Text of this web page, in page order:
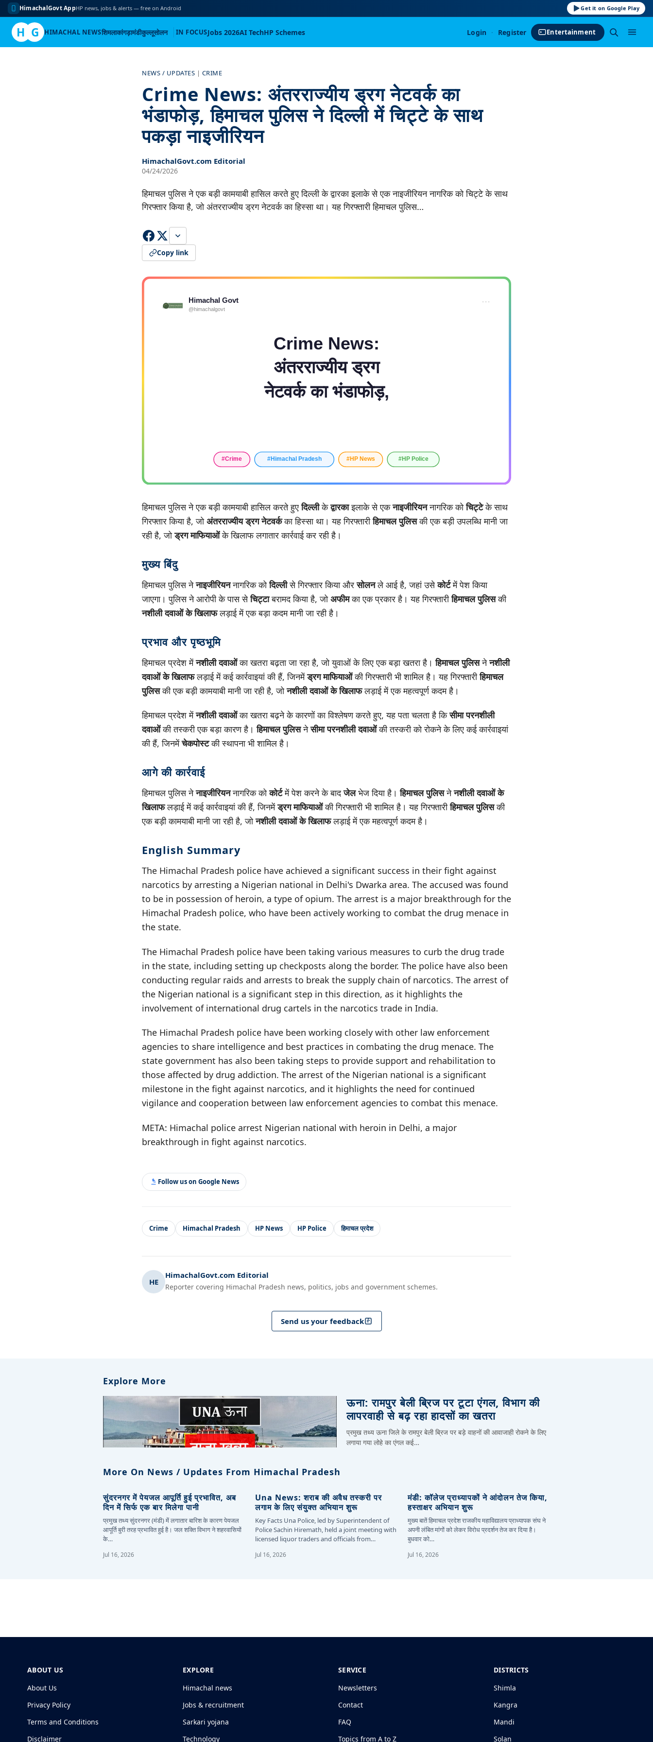
HimachalGovt AppHP news, jobs & alerts — free on Android Get it on Google Play
H G HIMACHAL NEWSशिमलाकांगड़ामंडीकुल्लूसोलन IN FOCUSJobs 2026AI TechHP Schemes Login · Register Entertainment
NEWS / UPDATES | CRIME
Crime News: अंतरराज्यीय ड्रग नेटवर्क का
भंडाफोड़, हिमाचल पुलिस ने दिल्ली में चिट्टे के साथ
पकड़ा नाइजीरियन
HimachalGovt.com Editorial
04/24/2026
हिमाचल पुलिस ने एक बड़ी कामयाबी हासिल करते हुए दिल्ली के द्वारका इलाके से एक नाइजीरियन नागरिक को चिट्टे के साथ
गिरफ्तार किया है, जो अंतरराज्यीय ड्रग नेटवर्क का हिस्सा था। यह गिरफ्तारी हिमाचल पुलिस…
Copy link
हिमाचल पुलिस ने एक बड़ी कामयाबी हासिल करते हुएदिल्लीकेद्वारकाइलाके से एकनाइजीरियननागरिक कोचिट्टेके साथ
गिरफ्तार किया है, जोअंतरराज्यीय ड्रग नेटवर्कका हिस्सा था। यह गिरफ्तारीहिमाचल पुलिसकी एक बड़ी उपलब्धि मानी जा
रही है, जोड्रग माफियाओंके खिलाफ लगातार कार्रवाई कर रही है।
मुख्य बिंदु
हिमाचल पुलिस नेनाइजीरियननागरिक कोदिल्लीसे गिरफ्तार किया औरसोलनले आई है, जहां उसेकोर्टमें पेश किया
जाएगा। पुलिस ने आरोपी के पास सेचिट्टाबरामद किया है, जोअफीमका एक प्रकार है। यह गिरफ्तारीहिमाचल पुलिसकी
नशीली दवाओं के खिलाफलड़ाई में एक बड़ा कदम मानी जा रही है।
प्रभाव और पृष्ठभूमि
हिमाचल प्रदेश मेंनशीली दवाओंका खतरा बढ़ता जा रहा है, जो युवाओं के लिए एक बड़ा खतरा है।हिमाचल पुलिसनेनशीली
दवाओं के खिलाफलड़ाई में कई कार्रवाइयां की हैं, जिनमेंड्रग माफियाओंकी गिरफ्तारी भी शामिल है। यह गिरफ्तारीहिमाचल
पुलिसकी एक बड़ी कामयाबी मानी जा रही है, जोनशीली दवाओं के खिलाफलड़ाई में एक महत्वपूर्ण कदम है।
हिमाचल प्रदेश मेंनशीली दवाओंका खतरा बढ़ने के कारणों का विश्लेषण करते हुए, यह पता चलता है किसीमा परनशीली
दवाओंकी तस्करी एक बड़ा कारण है।हिमाचल पुलिसनेसीमा परनशीली दवाओंकी तस्करी को रोकने के लिए कई कार्रवाइयां
की हैं, जिनमेंचेकपोस्टकी स्थापना भी शामिल है।
आगे की कार्रवाई
हिमाचल पुलिस नेनाइजीरियननागरिक कोकोर्टमें पेश करने के बादजेलभेज दिया है।हिमाचल पुलिसनेनशीली दवाओं के
खिलाफलड़ाई में कई कार्रवाइयां की हैं, जिनमेंड्रग माफियाओंकी गिरफ्तारी भी शामिल है। यह गिरफ्तारीहिमाचल पुलिसकी
एक बड़ी कामयाबी मानी जा रही है, जोनशीली दवाओं के खिलाफलड़ाई में एक महत्वपूर्ण कदम है।
English Summary
The Himachal Pradesh police have achieved a significant success in their fight against
narcotics by arresting a Nigerian national in Delhi's Dwarka area. The accused was found
to be in possession of heroin, a type of opium. The arrest is a major breakthrough for the
Himachal Pradesh police, who have been actively working to combat the drug menace in
the state.
The Himachal Pradesh police have been taking various measures to curb the drug trade
in the state, including setting up checkposts along the border. The police have also been
conducting regular raids and arrests to break the supply chain of narcotics. The arrest of
the Nigerian national is a significant step in this direction, as it highlights the
involvement of international drug cartels in the narcotics trade in India.
The Himachal Pradesh police have been working closely with other law enforcement
agencies to share intelligence and best practices in combating the drug menace. The
state government has also been taking steps to provide support and rehabilitation to
those affected by drug addiction. The arrest of the Nigerian national is a significant
milestone in the fight against narcotics, and it highlights the need for continued
vigilance and cooperation between law enforcement agencies to combat this menace.
META: Himachal police arrest Nigerian national with heroin in Delhi, a major
breakthrough in fight against narcotics.
Follow us on Google News
Crime Himachal Pradesh HP News HP Police हिमाचल प्रदेश
HE
HimachalGovt.com Editorial
Reporter covering Himachal Pradesh news, politics, jobs and government schemes.
Send us your feedback
Explore More
ऊना: रामपुर बेली ब्रिज पर टूटा एंगल, विभाग की
लापरवाही से बढ़ रहा हादसों का खतरा
प्रमुख तथ्य ऊना जिले के रामपुर बेली ब्रिज पर बड़े वाहनों की आवाजाही रोकने के लिए
लगाया गया लोहे का एंगल कई…
More On News / Updates From Himachal Pradesh
सुंदरनगर में पेयजल आपूर्ति हुई प्रभावित, अब
दिन में सिर्फ एक बार मिलेगा पानी
प्रमुख तथ्य सुंदरनगर (मंडी) में लगातार बारिश के कारण पेयजल
आपूर्ति बुरी तरह प्रभावित हुई है। जल शक्ति विभाग ने शहरवासियों
के…
Jul 16, 2026
Una News: शराब की अवैध तस्करी पर
लगाम के लिए संयुक्त अभियान शुरू
Key Facts Una Police, led by Superintendent of
Police Sachin Hiremath, held a joint meeting with
licensed liquor traders and officials from…
Jul 16, 2026
मंडी: कॉलेज प्राध्यापकों ने आंदोलन तेज किया,
हस्ताक्षर अभियान शुरू
मुख्य बातें हिमाचल प्रदेश राजकीय महाविद्यालय प्राध्यापक संघ ने
अपनी लंबित मांगों को लेकर विरोध प्रदर्शन तेज कर दिया है।
बुधवार को…
Jul 16, 2026
ABOUT US
About Us
Privacy Policy
Terms and Conditions
Disclaimer
EXPLORE
Himachal news
Jobs & recruitment
Sarkari yojana
Technology
SERVICE
Newsletters
Contact
FAQ
Topics from A to Z
DISTRICTS
Shimla
Kangra
Mandi
Solan